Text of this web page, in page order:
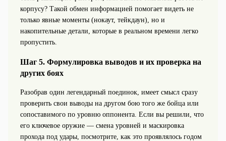
корпусу? Такой обмен информацией помогает видеть не
только явные моменты (нокаут, тейкдаун), но и
накопительные детали, которые в реальном времени легко
пропустить.
Шаг 5. Формулировка выводов и их проверка на
других боях
Разобрав один легендарный поединок, имеет смысл сразу
проверить свои выводы на другом бою того же бойца или
сопоставимого по уровню оппонента. Если вы решили, что
его ключевое оружие — смена уровней и маскировка
прохода под удары, посмотрите, как это проявлялось годом